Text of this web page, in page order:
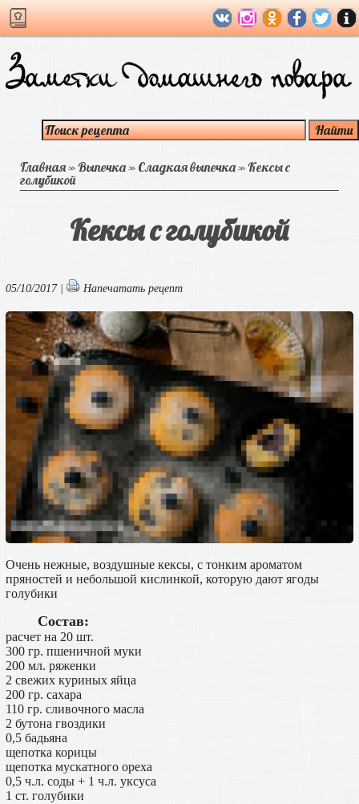
Главная»Выпечка» Сладкая выпечка»Кексы с
голубикой
Кексы с голубикой
05/10/2017 | Напечатать рецепт
Очень нежные, воздушные кексы, с тонким ароматом
пряностей и небольшой кислинкой, которую дают ягоды
голубики
Состав:
расчет на 20 шт.
300 гр. пшеничной муки
200 мл. ряженки
2 свежих куриных яйца
200 гр. сахара
110 гр. сливочного масла
2 бутона гвоздики
0,5 бадьяна
щепотка корицы
щепотка мускатного ореха
0,5 ч.л. соды + 1 ч.л. уксуса
1 ст. голубики